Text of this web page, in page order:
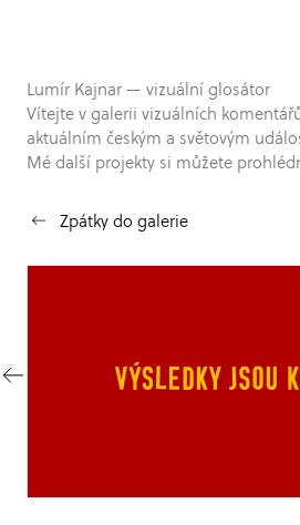
Lumír Kajnar — vizuální glosátor
Vítejte v galerii vizuálních
aktuálním českým a světovým
Mé další projekty si můžete
Zpátky do galerie